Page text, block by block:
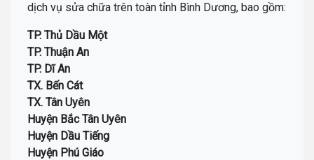
dịch vụ sửa chữa trên toàn tỉnh Bình Dương, bao gồm:
TP. Thủ Dầu Một
TP. Thuận An
TP. Dĩ An
TX. Bến Cát
TX. Tân Uyên
Huyện Bắc Tân Uyên
Huyện Dầu Tiếng
Huyện Phú Giáo